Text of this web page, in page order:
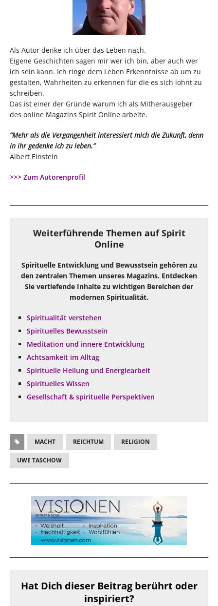
Als Autor denke ich über das Leben nach.
Eigene Geschichten sagen mir wer ich bin, aber auch wer
ich sein kann. Ich ringe dem Leben Erkenntnisse ab um zu
gestalten, Wahrheiten zu erkennen für die es sich lohnt zu
schreiben.
Das ist einer der Gründe warum ich als Mitherausgeber
des online Magazins Spirit Online arbeite.
“Mehr als die Vergangenheit interessiert mich die Zukunft, denn
in ihr gedenke ich zu leben.”
Albert Einstein
>>> Zum Autorenprofil
Weiterführende Themen auf Spirit
Online
Spirituelle Entwicklung und Bewusstsein gehören zu
den zentralen Themen unseres Magazins. Entdecken
Sie vertiefende Inhalte zu wichtigen Bereichen der
modernen Spiritualität.
Spiritualität verstehen
Spirituelles Bewusstsein
Meditation und innere Entwicklung
Achtsamkeit im Alltag
Spirituelle Heilung und Energiearbeit
Spirituelles Wissen
Gesellschaft & spirituelle Perspektiven
MACHT REICHTUM RELIGION
UWE TASCHOW
Hat Dich dieser Beitrag berührt oder
inspiriert?